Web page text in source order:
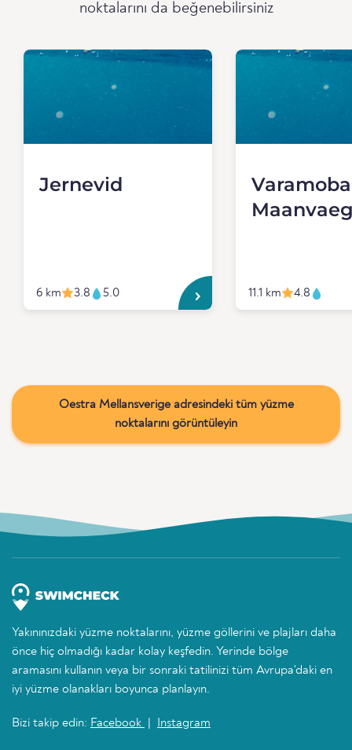
noktalarını da beğenebilirsiniz
Jernevid
6 km 3.8 5.0 11.1 km 4.8
Oestra Mellansverige adresindeki tüm yüzme
noktalarını görüntüleyin
Yakınınızdaki yüzme noktalarını, yüzme göllerini ve plajları daha
önce hiç olmadığı kadar kolay keşfedin. Yerinde bölge
aramasını kullanın veya bir sonraki tatilinizi tüm Avrupa'daki en
iyi yüzme olanakları boyunca planlayın.
Bizi takip edin: Facebook Instagram